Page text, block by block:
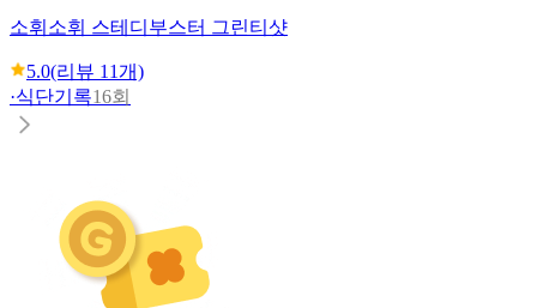
소휘 소휘 스테디부스터 그린티샷
5.0(리뷰 11개)
·식단기록16회